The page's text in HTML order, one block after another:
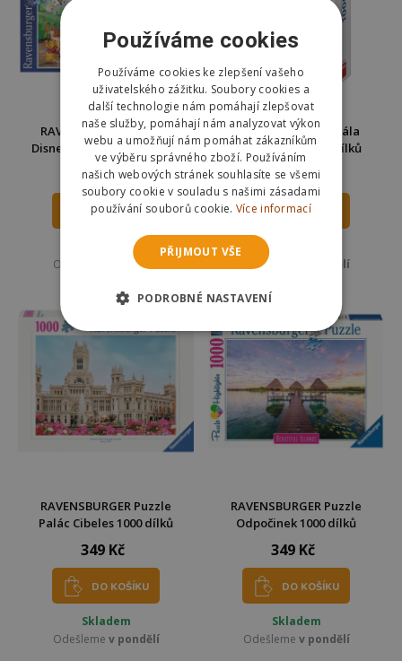
RAVENSBURGER Puzzle
Disney karneval 1000 dílků
289 Kč 359 Kč
DO KOŠÍKU
Odešleme
v pondělí
Dino Puzzle Katedrála
Notre-Dame 1000 dílků
253 Kč 350 Kč
DO KOŠÍKU
Odešleme
v pondělí
RAVENSBURGER Puzzle
Palác Cibeles 1000 dílků
349 Kč
DO KOŠÍKU
Skladem
Odešleme v pondělí
RAVENSBURGER Puzzle
Odpočinek 1000 dílků
349 Kč
DO KOŠÍKU
Skladem
Odešleme v pondělí
Používáme cookies
Používáme cookies ke zlepšení vašeho
uživatelského zážitku. Soubory cookies a
další technologie nám pomáhají zlepšovat
naše služby, pomáhají nám analyzovat výkon
webu a umožňují nám pomáhat zákazníkům
ve výběru správného zboží. Používáním
našich webových stránek souhlasíte se všemi
soubory cookie v souladu s našimi zásadami
používání souborů cookie. Více informací
PŘIJMOUT VŠE
PODROBNÉ NASTAVENÍ